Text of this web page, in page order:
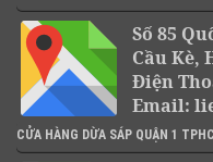
Số 85
Cầu Kè,
Điện
Email:
CỬA HÀNG DỪA SÁP QUẬN 1